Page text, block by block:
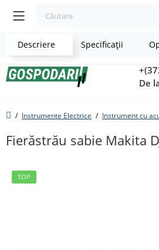
De
Instrumente Electrice Instrument cu
Fierăstrău sabie Makita
TOP
Descriere Specificaţii